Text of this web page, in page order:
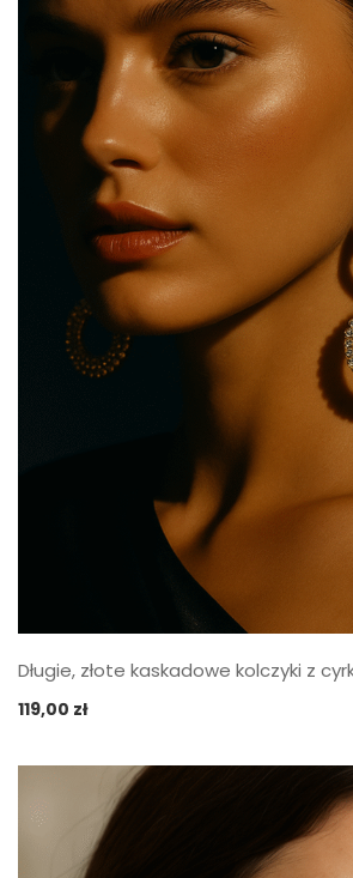
Długie, złote kaskadowe kolczyki z
119,00 zł